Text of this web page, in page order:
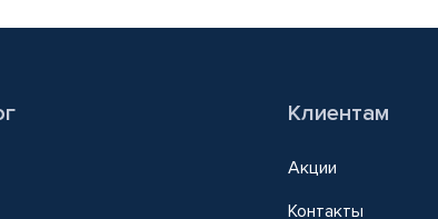
Клиентам
Акции
Контакты